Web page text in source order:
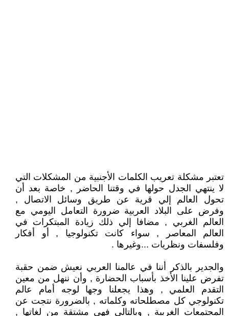
تعتبر مشكلة تعريب الكلمات الأجنبية من المشكلات التي
لا ينتهي الجدل حولها في وقتنا الحاضر , خاصة بعد أن
تحول العالم إلي قرية عن طريق وسائل الاتصال ,
وفرض على البلاد العربية ضرورة التعامل اليومي مع
العالم الغربي , مضافا إلي ذلك زيادة المبتكرات في
العالم المعاصر , سواء كانت تكنولوجيا , أو أفكار
وفلسفات ونظريات ...وغيرها .
والجدير بالذكر أننا في عالمنا العربي نعيش ضمن حقبة
تفرض علينا الأخذ بأسباب الحضارة , وأن ننهل من معين
التقدم العلمي , وهذا يجعلنا وجها لوجه أمام عالم
تكنولوجي كل مصطلحاته وكلماته , بالضرورة نتجت عن
المجتمعات الغربية , وبالتالي فهي مشتقة من لغاتها ,